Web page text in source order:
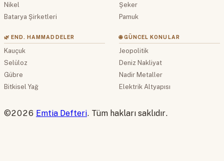
Nikel
Batarya Şirketleri
Şeker
Pamuk
🌿 END. HAMMADDELER
Kauçuk
Selüloz
Gübre
Bitkisel Yağ
🌐 GÜNCEL KONULAR
Jeopolitik
Deniz Nakliyat
Nadir Metaller
Elektrik Altyapısı
©2026 Emtia Defteri. Tüm hakları saklıdır.